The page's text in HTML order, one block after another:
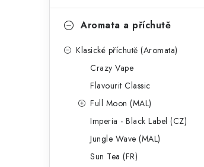
n
Aromata a příchutě
Klasické příchutě (Aromata)
Crazy Vape
Flavourit Classic
Full Moon (MAL)
Imperia - Black Label (CZ)
Jungle Wave (MAL)
Sun Tea (FR)